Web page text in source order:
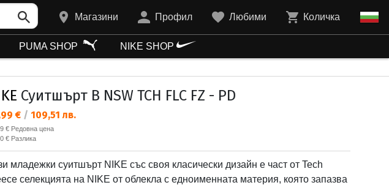
Магазини Профил Любими Количка
PUMA SHOP NIKE SHOP
Суитшърт B NSW TCH FLC FZ - PD
цена:
€ / 109,51 лв.
цена:
€ Редовна цена
€ Разлика
младежки суитшърт NIKE със своя класически дизайн е част от Tech
селекцията на NIKE от облекла с едноименната материя, която запазва